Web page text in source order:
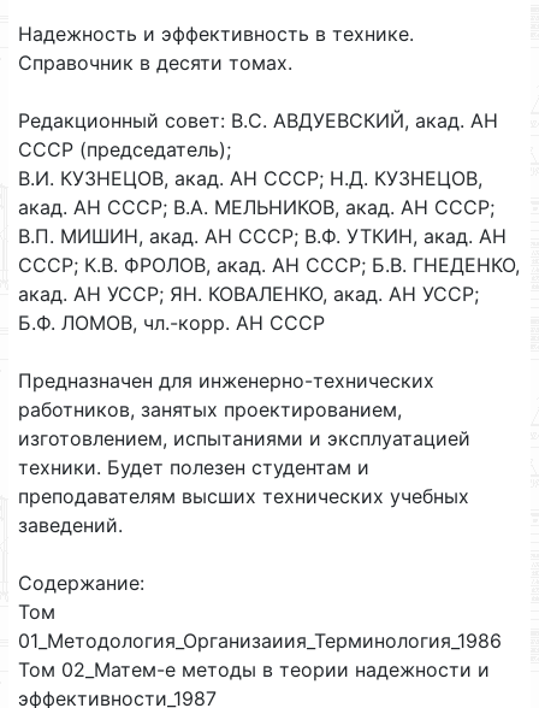
Надежность и эффективность в технике.
Справочник в десяти томах.
Редакционный совет: B.C. АВДУЕВСКИЙ, акад. АН
СССР (председатель);
В.И. КУЗНЕЦОВ, акад. АН СССР; Н.Д. КУЗНЕЦОВ,
акад. АН СССР; В.А. МЕЛЬНИКОВ, акад. АН СССР;
В.П. МИШИН, акад. АН СССР; В.Ф. УТКИН, акад. АН
СССР; К.В. ФРОЛОВ, акад. АН СССР; Б.В. ГНЕДЕНКО,
акад. АН УССР; ЯН. КОВАЛЕНКО, акад. АН УССР;
Б.Ф. ЛОМОВ, чл.-корр. АН СССР
Предназначен для инженерно-технических
работников, занятых проектированием,
изготовлением, испытаниями и эксплуатацией
техники. Будет полезен студентам и
преподавателям высших технических учебных
заведений.
Содержание:
Том
01_Методология_Организаиия_Терминология_1986
Том 02_Матем-е методы в теории надежности и
эффективности_1987